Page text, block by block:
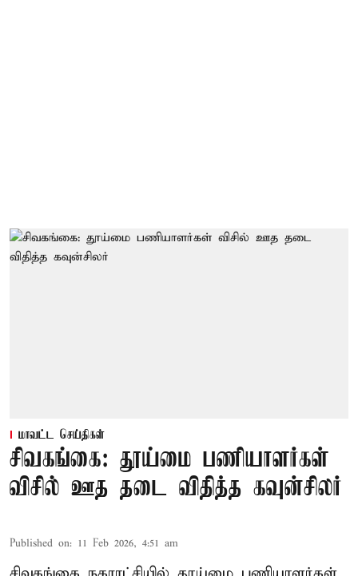
மாவட்ட செய்திகள்
சிவகங்கை: தூய்மை பணியாளர்கள்
விசில் ஊத தடை விதித்த கவுன்சிலர்
Published on: 11 Feb 2026, 4:51 am